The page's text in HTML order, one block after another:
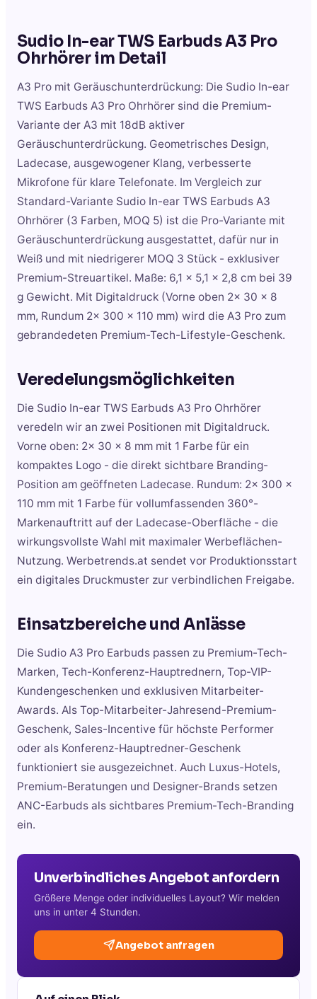
Sudio In-ear TWS Earbuds A3 Pro
Ohrhörerim Detail
A3 Pro mit Geräuschunterdrückung: Die Sudio In-ear
TWS Earbuds A3 Pro Ohrhörer sind die Premium-
Variante der A3 mit 18dB aktiver
Geräuschunterdrückung. Geometrisches Design,
Ladecase, ausgewogener Klang, verbesserte
Mikrofone für klare Telefonate. Im Vergleich zur
Standard-Variante Sudio In-ear TWS Earbuds A3
Ohrhörer (3 Farben, MOQ 5) ist die Pro-Variante mit
Geräuschunterdrückung ausgestattet, dafür nur in
Weiß und mit niedrigerer MOQ 3 Stück - exklusiver
Premium-Streuartikel. Maße: 6,1 x 5,1 x 2,8 cm bei 39
g Gewicht. Mit Digitaldruck (Vorne oben 2x 30 x 8
mm, Rundum 2x 300 x 110 mm) wird die A3 Pro zum
gebrandedeten Premium-Tech-Lifestyle-Geschenk.
Veredelungsmöglichkeiten
Die Sudio In-ear TWS Earbuds A3 Pro Ohrhörer
veredeln wir an zwei Positionen mit Digitaldruck.
Vorne oben: 2x 30 x 8 mm mit 1 Farbe für ein
kompaktes Logo - die direkt sichtbare Branding-
Position am geöffneten Ladecase. Rundum: 2x 300 x
110 mm mit 1 Farbe für vollumfassenden 360°-
Markenauftritt auf der Ladecase-Oberfläche - die
wirkungsvollste Wahl mit maximaler Werbeflächen-
Nutzung. Werbetrends.at sendet vor Produktionsstart
ein digitales Druckmuster zur verbindlichen Freigabe.
Einsatzbereiche und Anlässe
Die Sudio A3 Pro Earbuds passen zu Premium-Tech-
Marken, Tech-Konferenz-Hauptrednern, Top-VIP-
Kundengeschenken und exklusiven Mitarbeiter-
Awards. Als Top-Mitarbeiter-Jahresend-Premium-
Geschenk, Sales-Incentive für höchste Performer
oder als Konferenz-Hauptredner-Geschenk
funktioniert sie ausgezeichnet. Auch Luxus-Hotels,
Premium-Beratungen und Designer-Brands setzen
ANC-Earbuds als sichtbares Premium-Tech-Branding
ein.
Unverbindliches Angebot anfordern
Größere Menge oder individuelles Layout? Wir melden
uns in unter 4 Stunden.
Angebot anfragen